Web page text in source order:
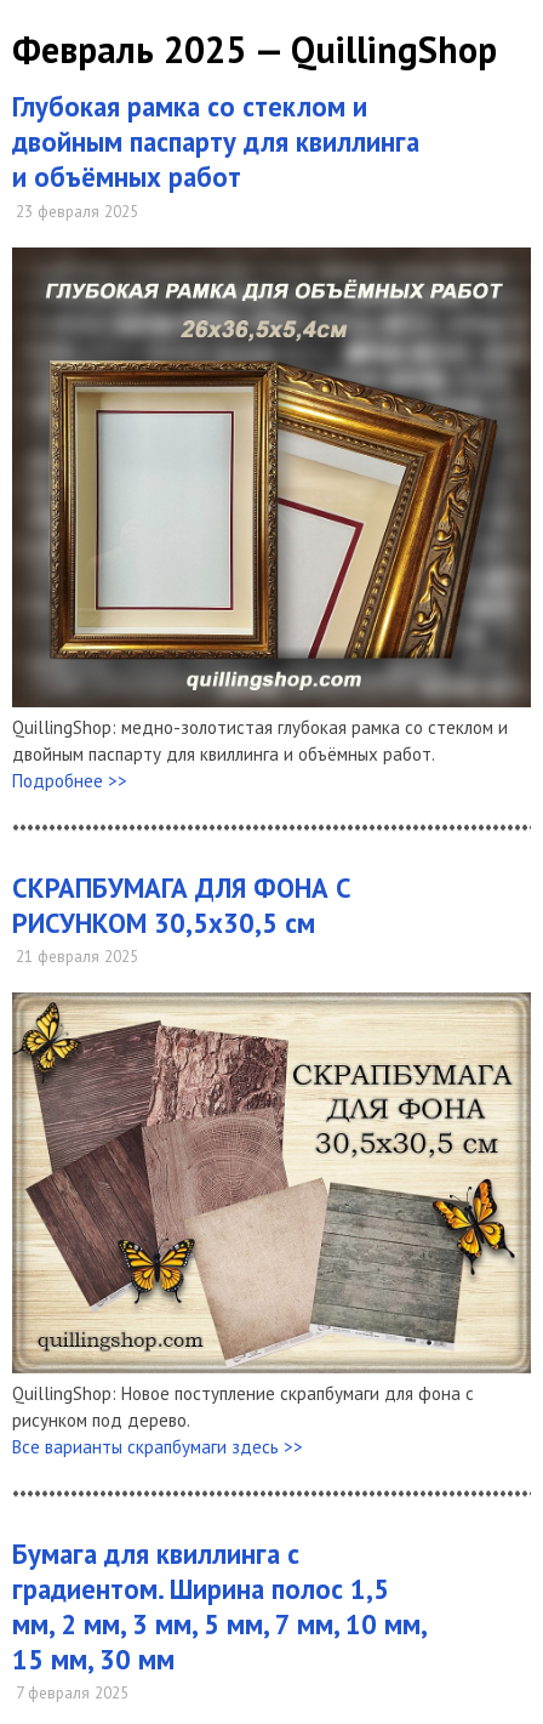
Февраль 2025 — QuillingShop
Глубокая рамка со стеклом и
двойным паспарту для квиллинга
и объёмных работ
23 февраля 2025
QuillingShop: медно-золотистая глубокая рамка со стеклом и
двойным паспарту для квиллинга и объёмных работ.
Подробнее >>
СКРАПБУМАГА ДЛЯ ФОНА С
РИСУНКОМ 30,5х30,5 см
21 февраля 2025
QuillingShop: Новое поступление скрапбумаги для фона с
рисунком под дерево.
Все варианты скрапбумаги здесь >>
Бумага для квиллинга с
градиентом. Ширина полос 1,5
мм, 2 мм, 3 мм, 5 мм, 7 мм, 10 мм,
15 мм, 30 мм
7 февраля 2025